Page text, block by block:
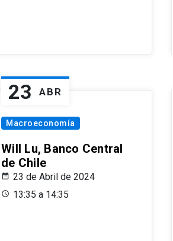
23 ABR
Macroeconomía
Will Lu, Banco Central
de Chile
23 de Abril de 2024
13:35 a 14:35